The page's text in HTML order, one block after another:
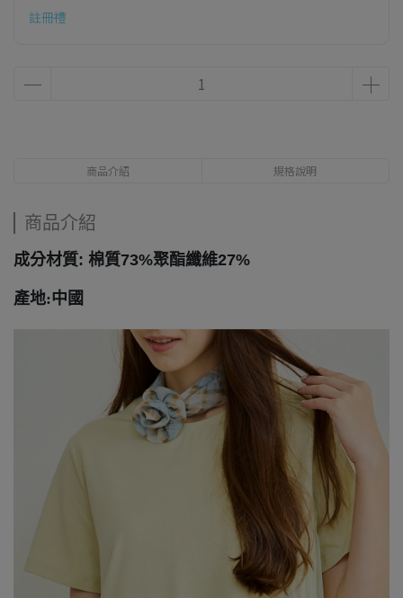
註冊禮
商品介紹 規格說明
商品介紹
成分材質: 棉質73%聚酯纖維27%
產地:中國